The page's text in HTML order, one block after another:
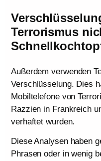
Terrorismus
Außerdem verwenden
Verschlüsselung. Dies
Mobiltelefone von
Razzien in Frankreich
verhaftet wurden.
Diese Analysen haben
Phrasen oder in wenig